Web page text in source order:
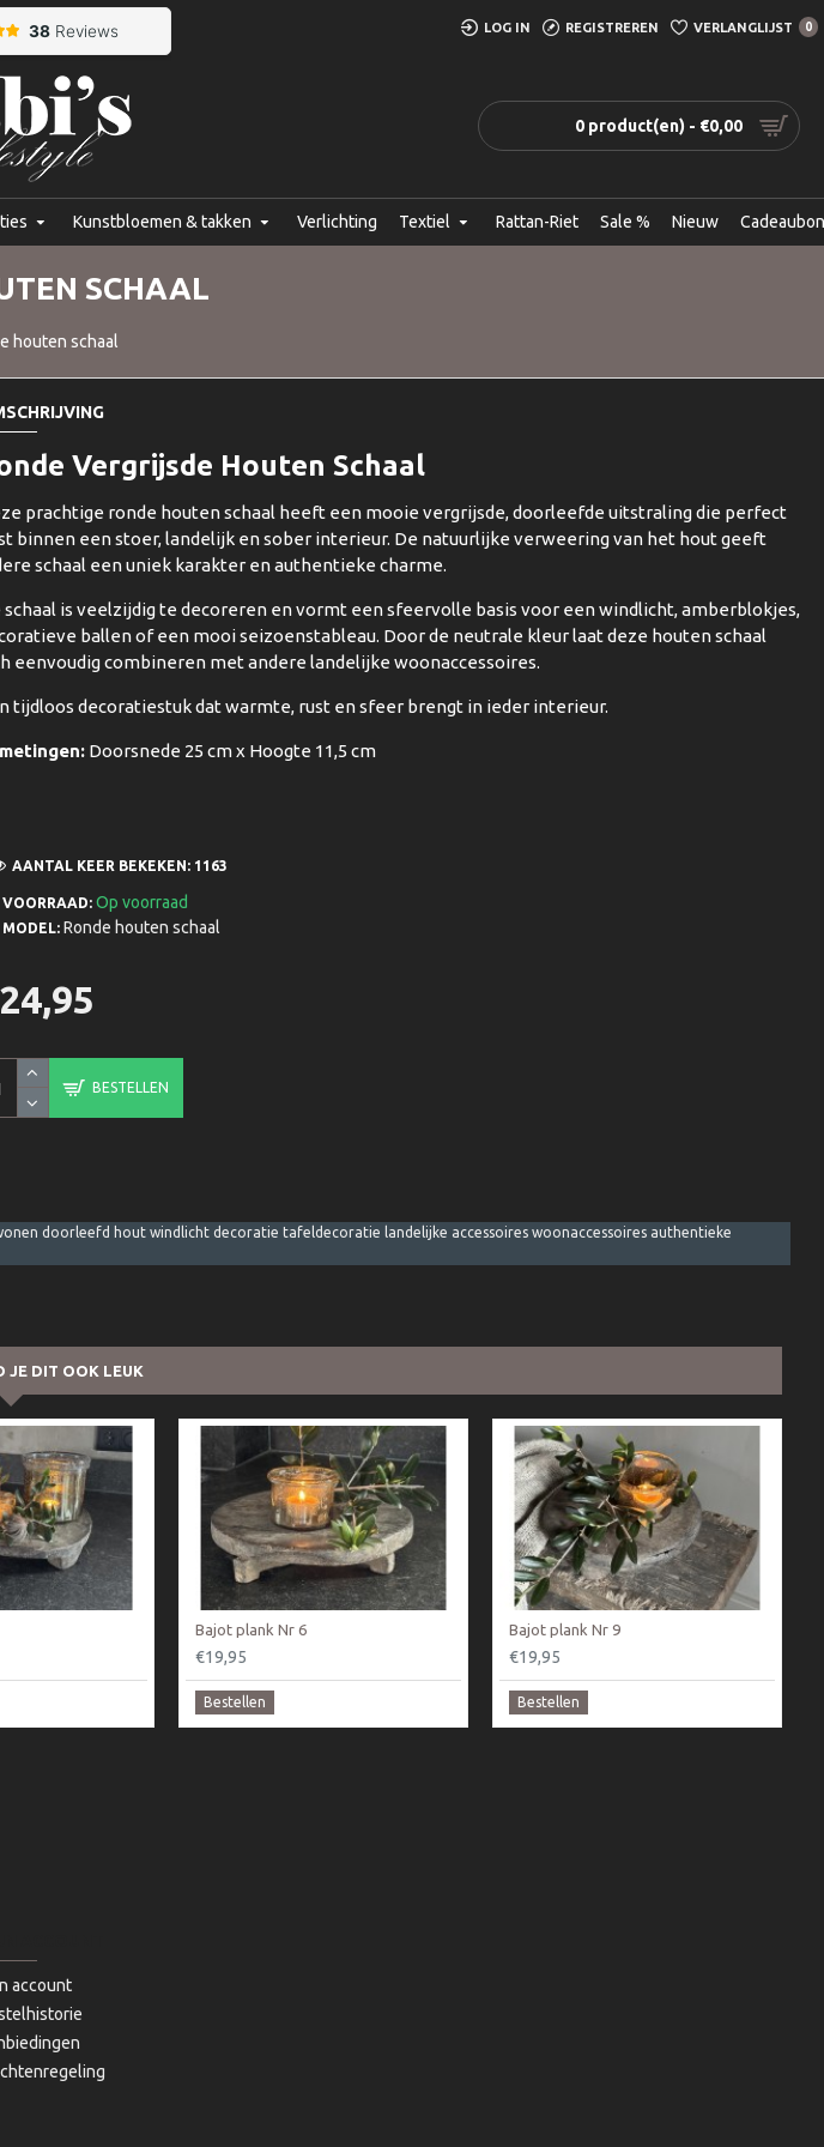
LOG IN REGISTREREN VERLANGLIJST 0
0 product(en) - €0,00
Kunstbloemen & takken Verlichting Textiel Rattan-Riet Sale % Nieuw Cadeaubon
houten schaal
SCHAAL
Vergrijsde Houten Schaal
prachtige ronde houten schaal heeft een mooie vergrijsde, doorleefde uitstraling die perfect
binnen een stoer, landelijk en sober interieur. De natuurlijke verweering van het hout geeft
schaal een uniek karakter en authentieke charme.
schaal is veelzijdig te decoreren en vormt een sfeervolle basis voor een windlicht, amberblokjes,
ballen of een mooi seizoenstableau. Door de neutrale kleur laat deze houten schaal
eenvoudig combineren met andere landelijke woonaccessoires.
tijdloos decoratiestuk dat warmte, rust en sfeer brengt in ieder interieur.
Doorsnede 25 cm x Hoogte 11,5 cm
VOORRAAD: Op voorraad
MODEL: Ronde houten schaal
AANTAL KEER BEKEKEN: 1163
BESTELLEN
doorleefd hout windlicht decoratie tafeldecoratie landelijke accessoires woonaccessoires authentieke
JE DIT OOK LEUK
Bajot plank Nr 6
€19,95
Bestellen
Bajot plank Nr 9
€19,95
Bestellen
account